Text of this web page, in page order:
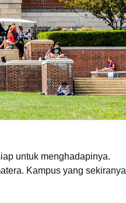
untuk menghadapinya.
Kampus yang sekiranya